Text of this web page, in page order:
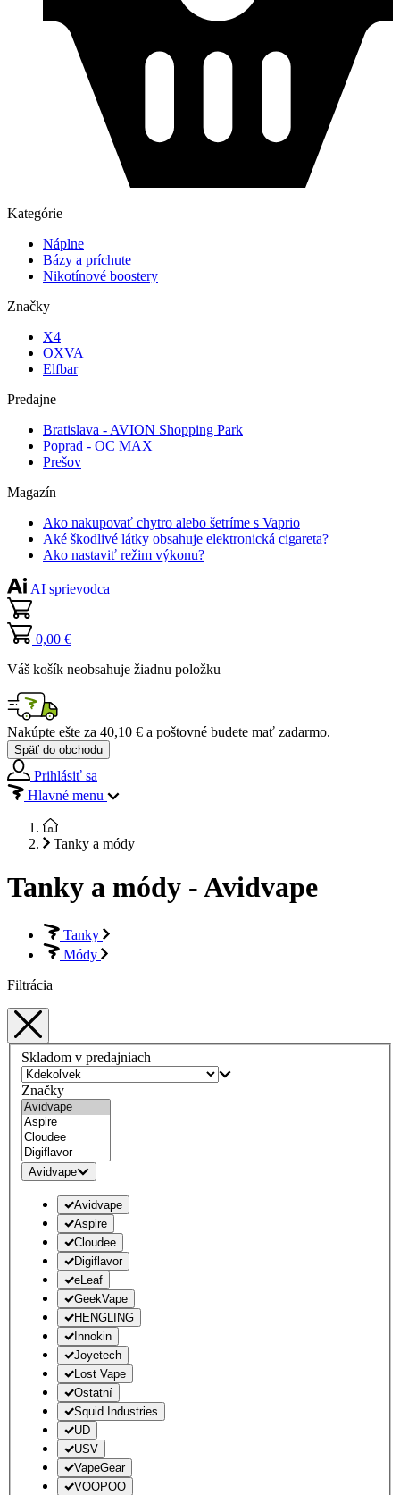
Kategórie
Náplne
Bázy a príchute
Nikotínové boostery
Značky
X4
OXVA
Elfbar
Predajne
Bratislava - AVION Shopping Park
Poprad - OC MAX
Prešov
Magazín
Ako nakupovať chytro alebo šetríme s Vaprio
Aké škodlivé látky obsahuje elektronická cigareta?
Ako nastaviť režim výkonu?
AI sprievodca
0,00 €
Váš košík neobsahuje žiadnu položku
Nakúpte ešte za 40,10 € a poštovné budete mať zadarmo.
Späť do obchodu
Prihlásiť sa
Hlavné menu
Tanky a módy
Tanky a módy - Avidvape
Tanky
Módy
Filtrácia
Skladom v predajniach
Značky
Avidvape
Avidvape
Aspire
Cloudee
Digiflavor
eLeaf
GeekVape
HENGLING
Innokin
Joyetech
Lost Vape
Ostatní
Squid Industries
UD
USV
VapeGear
VOOPOO